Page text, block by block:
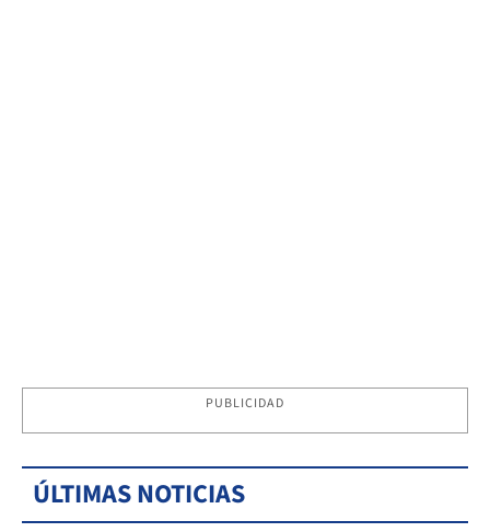
PUBLICIDAD
ÚLTIMAS NOTICIAS